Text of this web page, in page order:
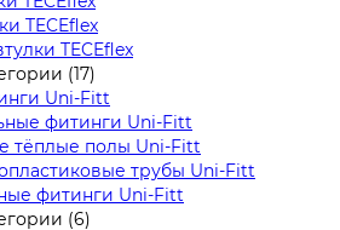
TECEflex
TECEflex
(17)
Uni-Fitt
фитинги Uni-Fitt
тёплые полы Uni-Fitt
трубы Uni-Fitt
фитинги Uni-Fitt
(6)